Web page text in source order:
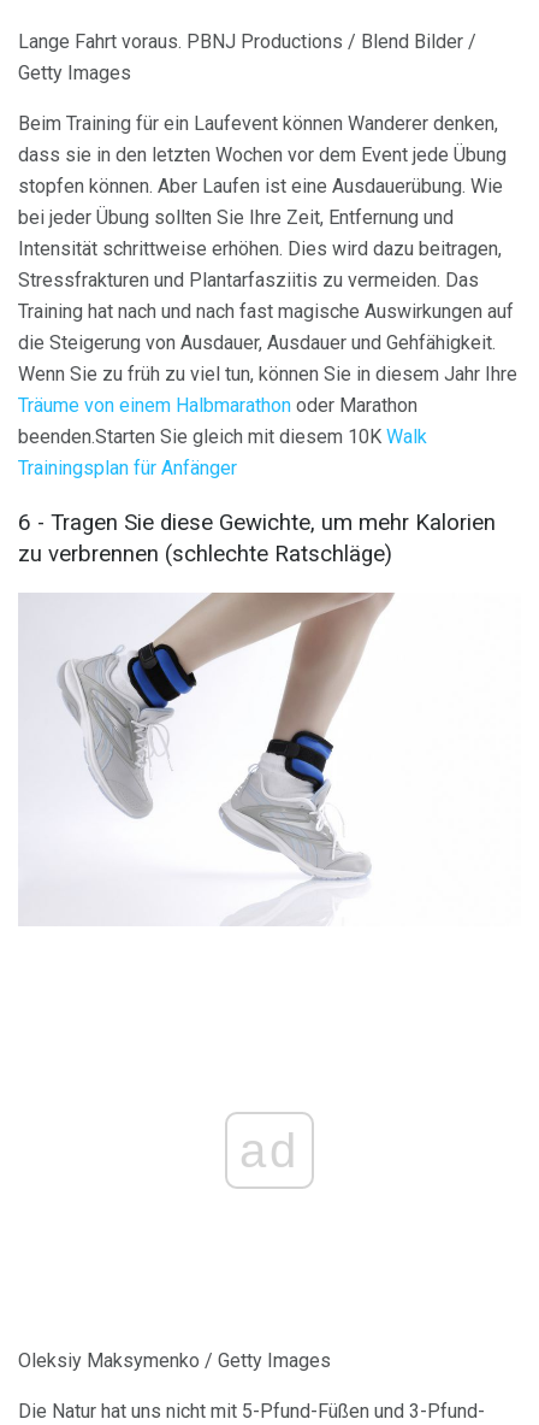
Lange Fahrt voraus. PBNJ Productions / Blend Bilder /
Getty Images
Beim Training für ein Laufevent können Wanderer denken,
dass sie in den letzten Wochen vor dem Event jede Übung
stopfen können. Aber Laufen ist eine Ausdauerübung. Wie
bei jeder Übung sollten Sie Ihre Zeit, Entfernung und
Intensität schrittweise erhöhen. Dies wird dazu beitragen,
Stressfrakturen und Plantarfasziitis zu vermeiden. Das
Training hat nach und nach fast magische Auswirkungen auf
die Steigerung von Ausdauer, Ausdauer und Gehfähigkeit.
Wenn Sie zu früh zu viel tun, können Sie in diesem Jahr Ihre
Träume von einem Halbmarathon oder Marathon
beenden.Starten Sie gleich mit diesem 10K Walk
Trainingsplan für Anfänger
6 - Tragen Sie diese Gewichte, um mehr Kalorien
zu verbrennen (schlechte Ratschläge)
ad
Oleksiy Maksymenko / Getty Images
Die Natur hat uns nicht mit 5-Pfund-Füßen und 3-Pfund-